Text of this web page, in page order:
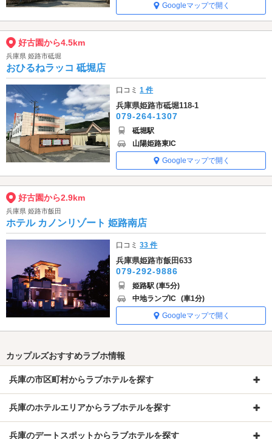
Googleマップで開く
好古園から4.5km
兵庫県 姫路市砥堀
おひるねラッコ 砥堀店
口コミ1 件
兵庫県姫路市砥堀118-1
079-264-1307
砥堀駅
山陽姫路東IC
Googleマップで開く
好古園から2.9km
兵庫県 姫路市飯田
ホテル カノンリゾート 姫路南店
口コミ33 件
兵庫県姫路市飯田633
079-292-9886
姫路駅 (車5分)
中地ランプIC (車1分)
Googleマップで開く
カップルズおすすめラブホ情報
兵庫の市区町村からラブホテルを探す
兵庫のホテルエリアからラブホテルを探す
兵庫のデートスポットからラブホテルを探す